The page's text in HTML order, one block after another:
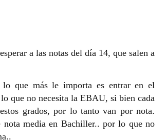
a las notas del día 14, que salen a
lo que más le importa es entrar en el
que no necesita la EBAU, si bien cada
grados, por lo tanto van por nota.
media en Bachiller.. por lo que no